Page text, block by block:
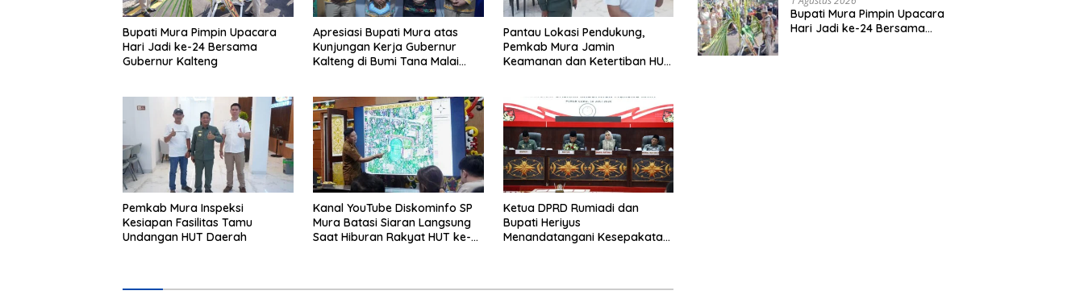
Bupati Mura Pimpin Upacara
Hari Jadi ke-24 Bersama
Gubernur Kalteng
Apresiasi Bupati Mura atas
Kunjungan Kerja Gubernur
Kalteng di Bumi Tana Malai
Pantau Lokasi Pendukung,
Pemkab Mura Jamin
Keamanan dan Ketertiban HUT
Pemkab Mura Inspeksi
Kesiapan Fasilitas Tamu
Undangan HUT Daerah
Kanal YouTube Diskominfo SP
Mura Batasi Siaran Langsung
Saat Hiburan Rakyat HUT ke-
Ketua DPRD Rumiadi dan
Bupati Heriyus
Menandatangani Kesepakatan
Bupati Mura Pimpin Upacara
Hari Jadi ke-24 Bersama